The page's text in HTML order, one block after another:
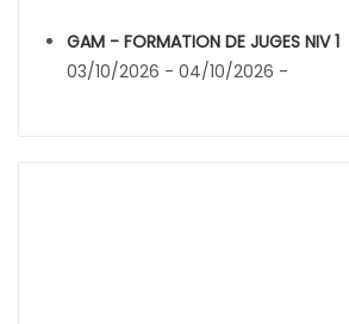
GAM - FORMATION DE JUGES NIV 1
03/10/2026 - 04/10/2026 -